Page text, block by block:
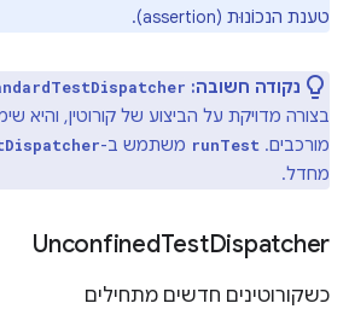
טענת הנכוֹנוּת (assertion).
נקודה חשובה:
בצורה מדויקת על הביצוע של קורוטין, והיא
מורכבים. runTest משתמש ב-
מחדל.
UnconfinedTestDispatcher
כשקורוטינים חדשים מתחילים